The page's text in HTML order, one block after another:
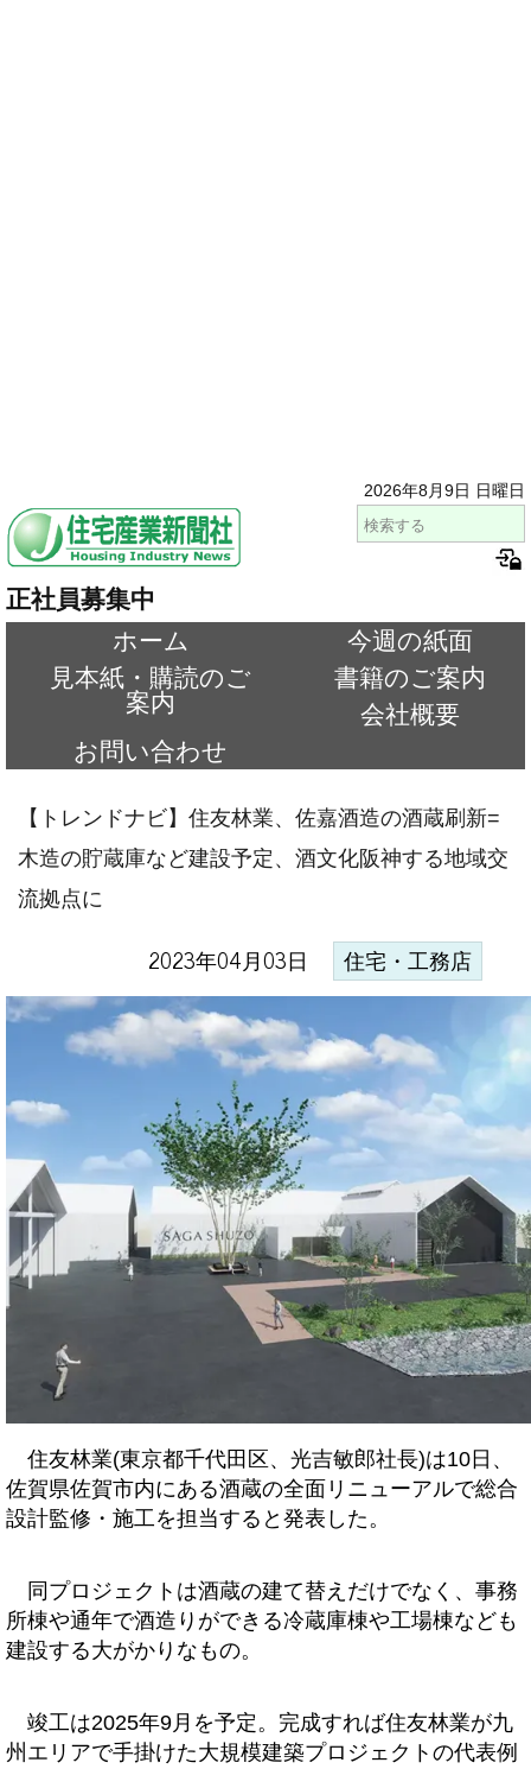
2026年8月9日 日曜日
正社員募集中
ホーム
今週の紙面
見本紙・購読のご
案内
書籍のご案内
会社概要
お問い合わせ
【トレンドナビ】住友林業、佐嘉酒造の酒蔵刷新=
木造の貯蔵庫など建設予定、酒文化阪神する地域交
流拠点に
2023年04月03日 住宅・工務店
住友林業(東京都千代田区、光吉敏郎社長)は10日、
佐賀県佐賀市内にある酒蔵の全面リニューアルで総合
設計監修・施工を担当すると発表した。
同プロジェクトは酒蔵の建て替えだけでなく、事務
所棟や通年で酒造りができる冷蔵庫棟や工場棟なども
建設する大がかりなもの。
竣工は2025年9月を予定。完成すれば住友林業が九
州エリアで手掛けた大規模建築プロジェクトの代表例